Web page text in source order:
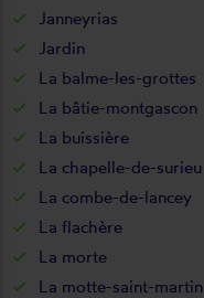
Janneyrias
Jardin
La balme-les-grottes
La bâtie-montgascon
La buissière
La chapelle-de-surieu
La combe-de-lancey
La flachère
La morte
La motte-saint-martin